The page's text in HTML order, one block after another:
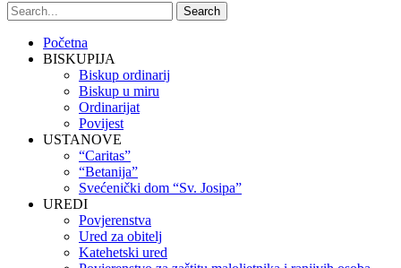
Search
for:
Primary
Menu
Skip
Početna
BISKUPIJA
Biskup ordinarij
Biskup u miru
Ordinarijat
Povijest
USTANOVE
“Caritas”
“Betanija”
Svećenički dom “Sv. Josipa”
UREDI
Povjerenstva
Ured za obitelj
Katehetski ured